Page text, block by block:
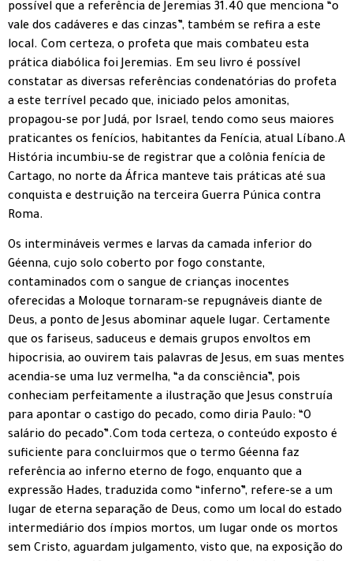
possível que a referência de Jeremias 31.40 que menciona “o
vale dos cadáveres e das cinzas”, também se refira a este
local. Com certeza, o profeta que mais combateu esta
prática diabólica foi Jeremias. Em seu livro é possível
constatar as diversas referências condenatórias do profeta
a este terrível pecado que, iniciado pelos amonitas,
propagou-se por Judá, por Israel, tendo como seus maiores
praticantes os fenícios, habitantes da Fenícia, atual Líbano.A
História incumbiu-se de registrar que a colônia fenícia de
Cartago, no norte da África manteve tais práticas até sua
conquista e destruição na terceira Guerra Púnica contra
Roma.
Os intermináveis vermes e larvas da camada inferior do
Géenna, cujo solo coberto por fogo constante,
contaminados com o sangue de crianças inocentes
oferecidas a Moloque tornaram-se repugnáveis diante de
Deus, a ponto de Jesus abominar aquele lugar. Certamente
que os fariseus, saduceus e demais grupos envoltos em
hipocrisia, ao ouvirem tais palavras de Jesus, em suas mentes
acendia-se uma luz vermelha, “a da consciência”, pois
conheciam perfeitamente a ilustração que Jesus construía
para apontar o castigo do pecado, como diria Paulo: “O
salário do pecado”.Com toda certeza, o conteúdo exposto é
suficiente para concluirmos que o termo Géenna faz
referência ao inferno eterno de fogo, enquanto que a
expressão Hades, traduzida como “inferno”, refere-se a um
lugar de eterna separação de Deus, como um local do estado
intermediário dos ímpios mortos, um lugar onde os mortos
sem Cristo, aguardam julgamento, visto que, na exposição do